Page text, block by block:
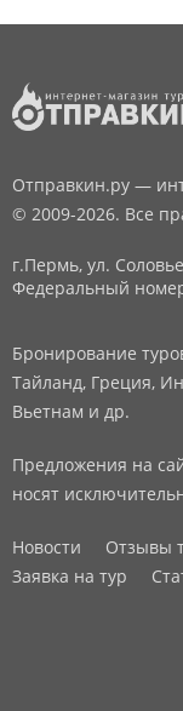
Отправкин.ру —
© 2009-2026. Все
г.Пермь, ул.
Федеральный
Бронирование
Тайланд, Греция,
Вьетнам и др.
Предложения на
носят
Новости Отзывы
Заявка на тур